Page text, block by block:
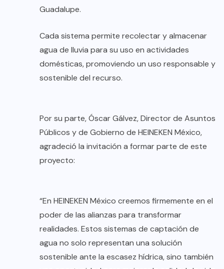
Guadalupe.
Cada sistema permite recolectar y almacenar
agua de lluvia para su uso en actividades
domésticas, promoviendo un uso responsable y
sostenible del recurso.
Por su parte, Óscar Gálvez, Director de Asuntos
Públicos y de Gobierno de HEINEKEN México,
agradeció la invitación a formar parte de este
proyecto:
“En HEINEKEN México creemos firmemente en el
poder de las alianzas para transformar
realidades. Estos sistemas de captación de
agua no solo representan una solución
sostenible ante la escasez hídrica, sino también